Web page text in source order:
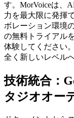
す。MorVoiceは、
力を最大限に発揮
ボレーション環境
の無料トライアル
体験してください
全く新しいレベル
技術統合：
タジオオー